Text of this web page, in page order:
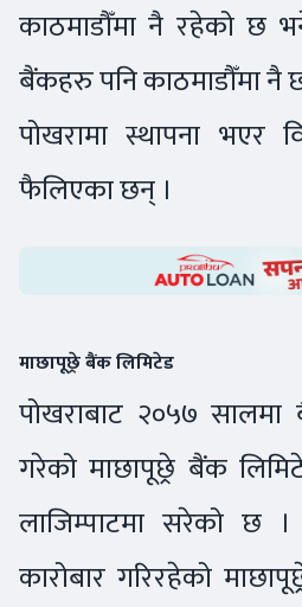
काठमाडौँमा नै रहेको छ
बैंकहरु पनि काठमाडौँमा
पोखरामा स्थापना भएर
फैलिएका छन् ।
माछापूछ्रे बैंक लिमिटेड
पोखराबाट २०५७ सालमा
गरेको माछापूछ्रे बैंक
लाजिम्पाटमा सरेको छ ।
कारोबार गरिरहेको